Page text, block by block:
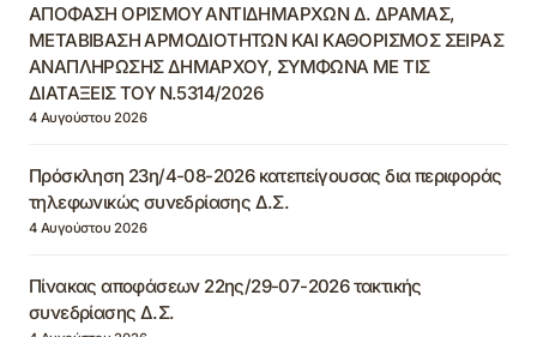
ΑΠΟΦΑΣΗ ΟΡΙΣΜΟΥ ΑΝΤΙΔΗΜΑΡΧΩΝ Δ. ΔΡΑΜΑΣ,
ΜΕΤΑΒΙΒΑΣΗ ΑΡΜΟΔΙΟΤΗΤΩΝ ΚΑΙ ΚΑΘΟΡΙΣΜΟΣ ΣΕΙΡΑΣ
ΑΝΑΠΛΗΡΩΣΗΣ ΔΗΜΑΡΧΟΥ, ΣΥΜΦΩΝΑ ΜΕ ΤΙΣ
ΔΙΑΤΑΞΕΙΣ ΤΟΥ Ν.5314/2026
4 Αυγούστου 2026
Πρόσκληση 23η/4-08-2026 κατεπείγουσας δια περιφοράς
τηλεφωνικώς συνεδρίασης Δ.Σ.
4 Αυγούστου 2026
Πίνακας αποφάσεων 22ης/29-07-2026 τακτικής
συνεδρίασης Δ.Σ.